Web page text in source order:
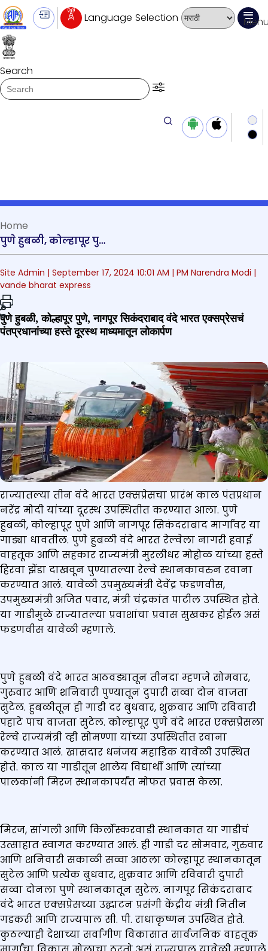
Search
Language Selection
Home
पुणे हुबळी, कोल्हापूर पुणे, नागपूर सिकंदराबाद वंदे भारत एक्सप्रेसचं पंतप्रधानांच्या हस्ते दूरस्थ माध्यमातून लोकार्पण
Site Admin | September 17, 2024 10:01 AM | PM Narendra Modi |
vande bharat express
पुणे हुबळी, कोल्हापूर पुणे, नागपूर सिकंदराबाद वंदे भारत एक्सप्रेसचं
पंतप्रधानांच्या हस्ते दूरस्थ माध्यमातून लोकार्पण
राज्यातल्या तीन वंदे भारत एक्सप्रेसचा प्रारंभ काल पंतप्रधान
नरेंद्र मोदी यांच्या दूरस्थ उपस्थितीत करण्यात आला. पुणे
हुबळी, कोल्हापूर पुणे आणि नागपूर सिकंदराबाद मार्गांवर या
गाड्या धावतील. पुणे हुबळी वंदे भारत रेल्वेला नागरी हवाई
वाहतूक आणि सहकार राज्यमंत्री मुरलीधर मोहोळ यांच्या हस्ते
हिरवा झेंडा दाखवून पुण्यातल्या रेल्वे स्थानकावरुन रवाना
करण्यात आलं. यावेळी उपमुख्यमंत्री देवेंद्र फडणवीस,
उपमुख्यमंत्री अजित पवार, मंत्री चंद्रकांत पाटील उपस्थित होते.
या गाडीमुळे राज्यातल्या प्रवाशांचा प्रवास सुखकर होईल असं
फडणवीस यावेळी म्हणाले.
पुणे हुबळी वंदे भारत आठवड्यातून तीनदा म्हणजे सोमवार,
गुरुवार आणि शनिवारी पुण्यातून दुपारी सव्वा दोन वाजता
सुटेल. हुबळीतून ही गाडी दर बुधवार, शुक्रवार आणि रविवारी
पहाटे पाच वाजता सुटेल. कोल्हापूर पुणे वंदे भारत एक्सप्रेसला
रेल्वे राज्यमंत्री व्ही सोमण्णा यांच्या उपस्थितीत रवाना
करण्यात आलं. खासदार धनंजय महाडिक यावेळी उपस्थित
होते. काल या गाडीतून शालेय विद्यार्थी आणि त्यांच्या
पालकांनी मिरज स्थानकापर्यंत मोफत प्रवास केला.
मिरज, सांगली आणि किर्लोस्करवाडी स्थानकात या गाडीचं
उत्साहात स्वागत करण्यात आलं. ही गाडी दर सोमवार, गुरुवार
आणि शनिवारी सकाळी सव्वा आठला कोल्हापूर स्थानकातून
सुटेल आणि प्रत्येक बुधवार, शुक्रवार आणि रविवारी दुपारी
सव्वा दोनला पुणे स्थानकातून सुटेल. नागपूर सिकंदराबाद
वंदे भारत एक्सप्रेसच्या उद्घाटन प्रसंगी केंद्रीय मंत्री नितीन
गडकरी आणि राज्यपाल सी. पी. राधाकृष्णन उपस्थित होते.
कुठल्याही देशाच्या सर्वांगीण विकासात सार्वजनिक वाहतूक